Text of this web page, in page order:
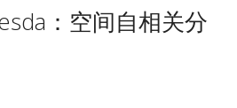
：空间自相关分